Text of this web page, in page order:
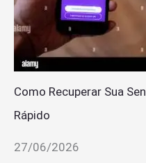
Como Recuperar Sua
Rápido
27/06/2026